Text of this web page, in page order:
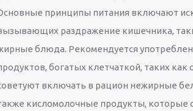
принципы питания включают
раздражение кишечника,
блюда. Рекомендуется
богатых клетчаткой, таких как
включать в рацион нежирные
кисломолочные продукты, которые